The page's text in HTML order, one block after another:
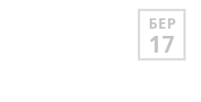
БЕР
17